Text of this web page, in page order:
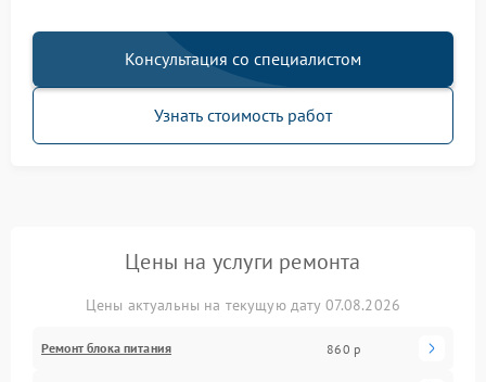
Консультация со специалистом
Узнать стоимость работ
Цены на услуги ремонта
Цены актуальны на текущую дату 07.08.2026
Ремонт блока питания 860 р